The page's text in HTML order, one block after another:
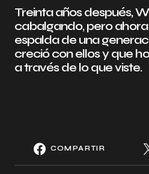
Treinta años después,
cabalgando, pero
espalda de una
creció con ellos y que
a través de lo que viste.
COMPARTIR